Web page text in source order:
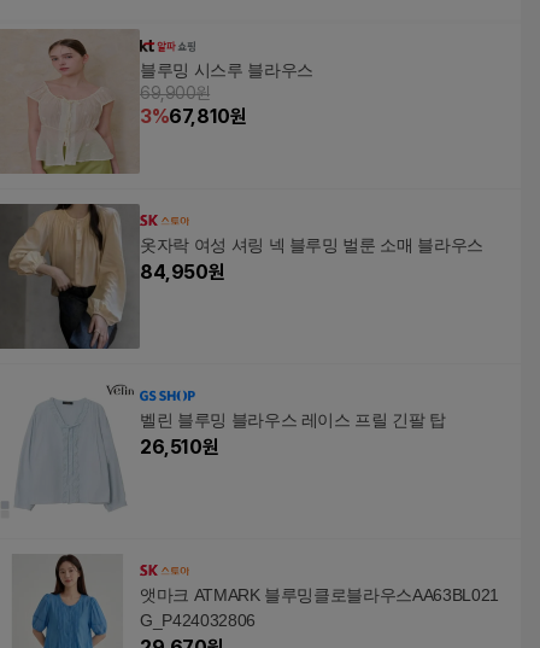
블루밍 시스루 블라우스
69,900원
3%67,810원
옷자락 여성 셔링 넥 블루밍 벌룬 소매 블라우스
84,950원
벨린 블루밍 블라우스 레이스 프릴 긴팔 탑
26,510원
앳마크 ATMARK 블루밍클로블라우스AA63BL021
G_P424032806